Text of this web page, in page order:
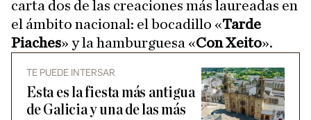
carta dos de las creaciones más laureadas en
el ámbito nacional: el bocadillo «Tarde
Piaches» y la hamburguesa «Con Xeito».
TE PUEDE INTERSAR
Esta es la fiesta más antigua
de Galicia y una de las más